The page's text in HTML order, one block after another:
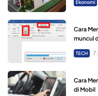
Ekonomi
Cara
muncul
TECH 7
Cara
di Mobil